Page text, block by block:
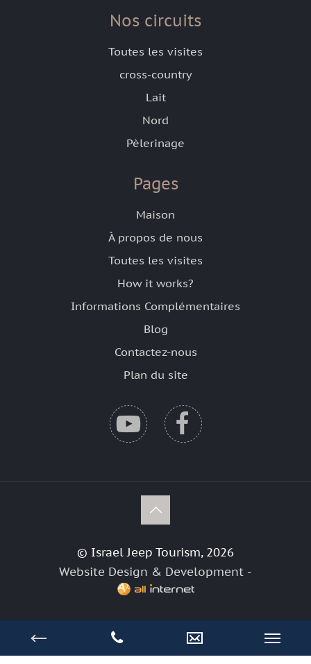
Nos circuits
Toutes les visites
cross-country
Lait
Nord
Pèlerinage
Pages
Maison
À propos de nous
Toutes les visites
How it works?
Informations Complémentaires
Blog
Contactez-nous
Plan du site
© Israel Jeep Tourism, 2026
Website Design & Development -